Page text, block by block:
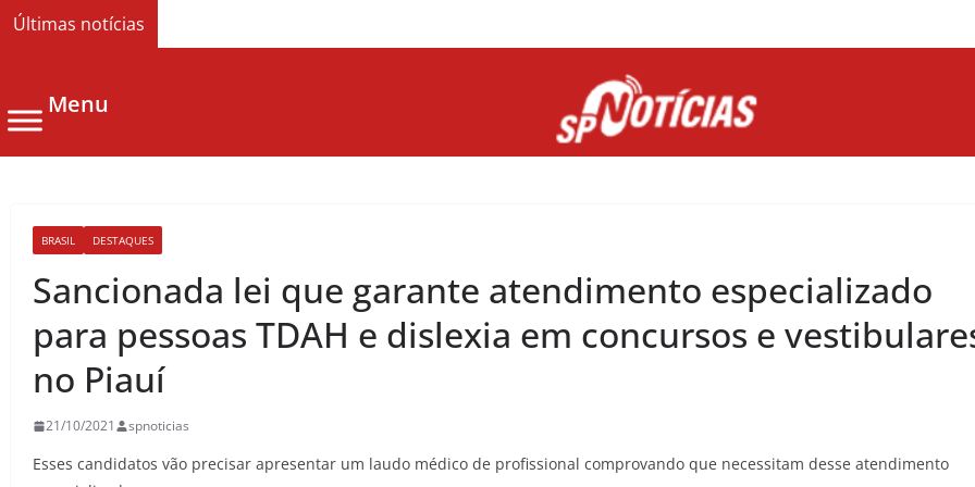
Últimas notícias
Menu
BRASIL DESTAQUES
Sancionada lei que garante atendimento especializado
para pessoas TDAH e dislexia em concursos e
no Piauí
21/10/2021 spnoticias
Esses candidatos vão precisar apresentar um laudo médico de profissional comprovando que necessitam desse atendimento